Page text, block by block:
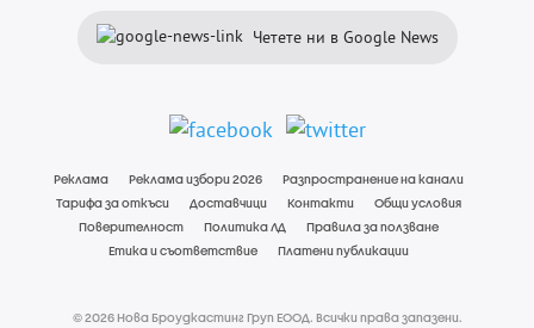
Четете ни в Google News
Реклама Реклама избори 2026
Разпространение на канали
Тарифа за откъси
Доставчици Контакти
Общи условия
Поверителност
Политика ЛД
Правила за ползване
Етика и съответствие
Платени публикации
© 2026 Нова Броудкастинг Груп ЕООД. Всички права запазени.